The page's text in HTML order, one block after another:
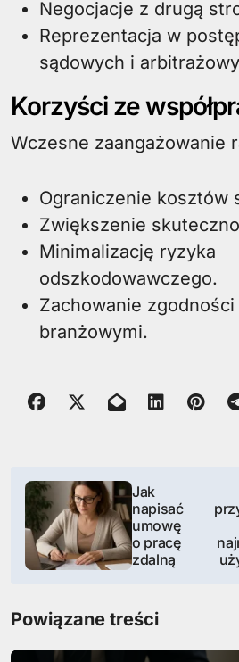
Negocjacje z drugą
Reprezentacja w
sądowych i
Korzyści ze
Wczesne zaangażowanie
Ograniczenie kosztów
Zwiększenie
Minimalizację ryzyka
odszkodowawczego.
Zachowanie
branżowymi.
N
w
g
Jak
napisać
umowę
o pracę
zdalną
Powiązane treści